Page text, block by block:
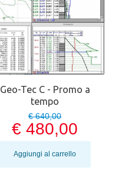
Geo-Tec C - Promo a
tempo
€ 640,00
€ 480,00
Aggiungi al carrello